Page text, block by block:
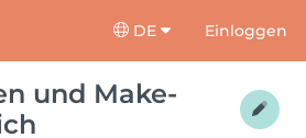
DE Einloggen
und Make-